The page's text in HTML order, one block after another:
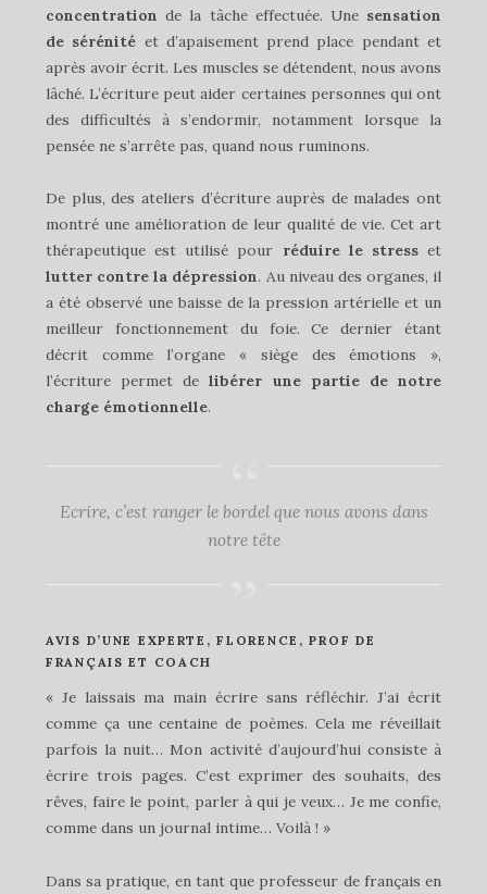
concentration de la tâche effectuée. Une sensation
de sérénité et d’apaisement prend place pendant et
après avoir écrit. Les muscles se détendent, nous avons
lâché. L’écriture peut aider certaines personnes qui ont
des difficultés à s’endormir, notamment lorsque la
pensée ne s’arrête pas, quand nous ruminons.
De plus, des ateliers d’écriture auprès de malades ont
montré une amélioration de leur qualité de vie. Cet art
thérapeutique est utilisé pour réduire le stresset
lutter contre la dépression. Au niveau des organes, il
a été observé une baisse de la pression artérielle et un
meilleur fonctionnement du foie. Ce dernier étant
décrit comme l’organe « siège des émotions »,
l’écriture permet delibérer une partie de notre
charge émotionnelle.
Ecrire, c’est ranger le bordel que nous avons dans
notre tête
AVIS D’UNE EXPERTE, FLORENCE, PROF DE
FRANÇAIS ET COACH
« Je laissais ma main écrire sans réfléchir. J’ai écrit
comme ça une centaine de poèmes. Cela me réveillait
parfois la nuit… Mon activité d’aujourd’hui consiste à
écrire trois pages. C’est exprimer des souhaits, des
rêves, faire le point, parler à qui je veux… Je me confie,
comme dans un journal intime… Voilà ! »
Dans sa pratique, en tant que professeur de français en